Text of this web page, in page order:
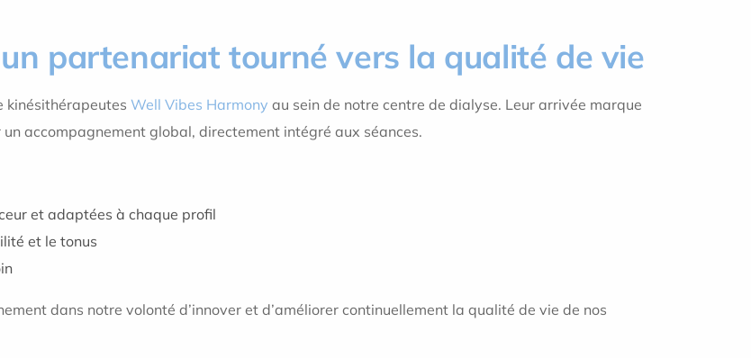
partenariat tourné vers la qualité de vie
kinésithérapeutes Well Vibes Harmony au sein de notre centre de dialyse. Leur arrivée marque
accompagnement global, directement intégré aux séances.
et adaptées à chaque profil
et le tonus
dans notre volonté d’innover et d’améliorer continuellement la qualité de vie de nos